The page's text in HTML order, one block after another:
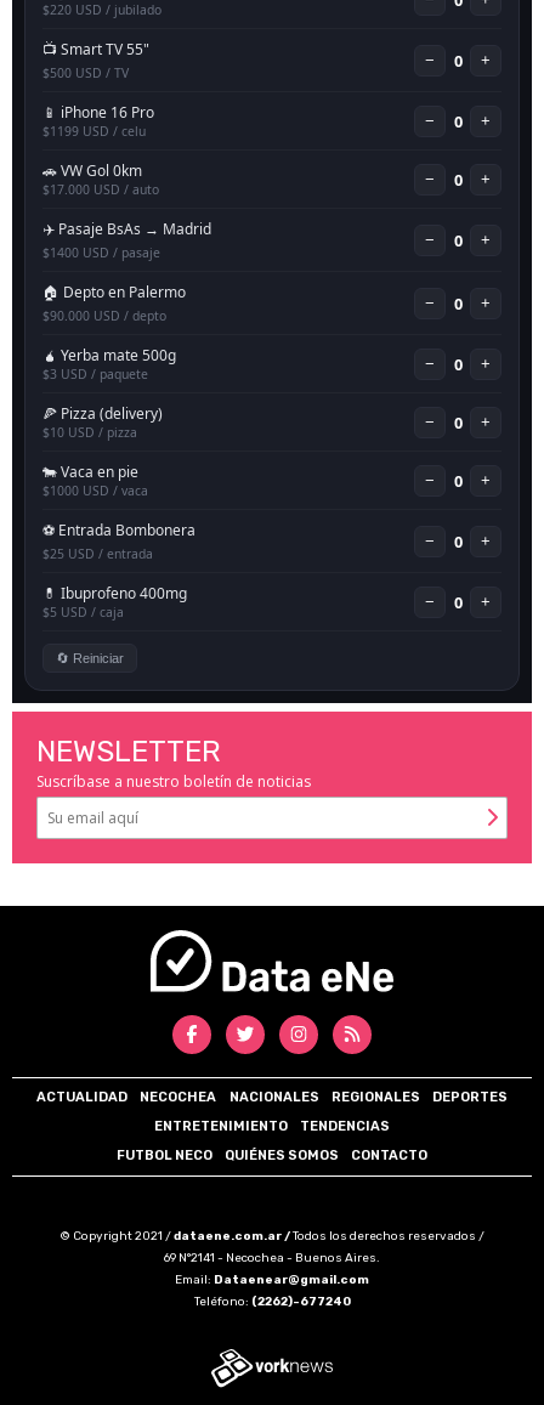
NEWSLETTER
Suscríbase a nuestro boletín de noticias
ACTUALIDAD NECOCHEA NACIONALES REGIONALES
DEPORTES
ENTRETENIMIENTO
TENDENCIAS
FUTBOL NECO
QUIÉNES SOMOS CONTACTO
© Copyright 2021 /dataene.com.ar /Todos los derechos reservados /
69 N°2141 - Necochea - Buenos Aires.
Email: Dataenear@gmail.com
Teléfono: (2262)-677240